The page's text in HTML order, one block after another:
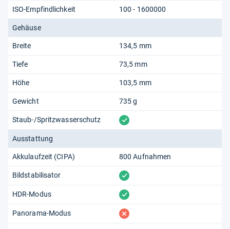
ISO-Empfindlichkeit 100 - 1600000
Gehäuse
Breite 134,5 mm
Tiefe 73,5 mm
Höhe 103,5 mm
Gewicht 735 g
Staub-/Spritzwasserschutz vorhanden
Ausstattung
Akkulaufzeit (CIPA) 800 Aufnahmen
Bildstabilisator vorhanden
HDR-Modus vorhanden
Panorama-Modus fehlt